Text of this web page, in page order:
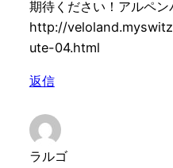
期待ください！アルペン
http://
ute-04.html
返信
ラルゴ